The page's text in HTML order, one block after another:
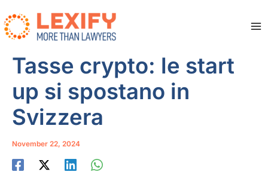
Inhalt
springen
Tasse crypto: le start
up si spostano in
Svizzera
November 22, 2024